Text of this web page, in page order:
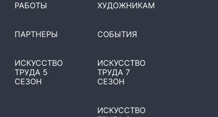
РАБОТЫ ХУДОЖНИКАМ
ПАРТНЕРЫ СОБЫТИЯ
ИСКУССТВО
ТРУДА 5
СЕЗОН
ИСКУССТВО
ИСКУССТВО
ТРУДА 7
СЕЗОН